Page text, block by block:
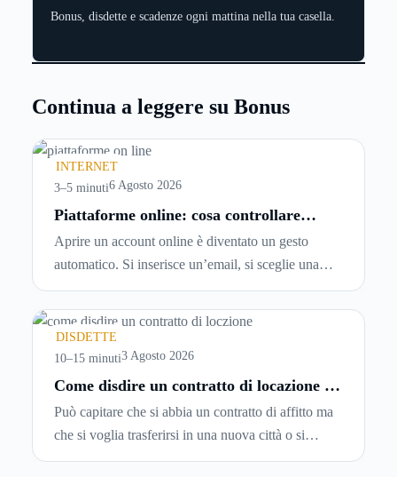
Bonus, disdette e scadenze ogni mattina nella tua casella.
Continua a leggere su Bonus
INTERNET
3–5 minuti6 Agosto 2026
Piattaforme online: cosa controllare
prima di iscriversi e usare servizi in
tempo reale
Aprire un account online è diventato un gesto
automatico. Si inserisce un’email, si sceglie una
password, si accetta una serie di condizioni senza
leggerle davvero. Tutto avviene in pochi minuti,
spesso senza che ci si fermi a capire dove si sta
entrando.
DISDETTE
10–15 minuti3 Agosto 2026
Come disdire un contratto di locazione in
modo corretto ed efficace
Può capitare che si abbia un contratto di affitto ma
che si voglia trasferirsi in una nuova città o si
abbiano problemi a pagare il canone, per cui si